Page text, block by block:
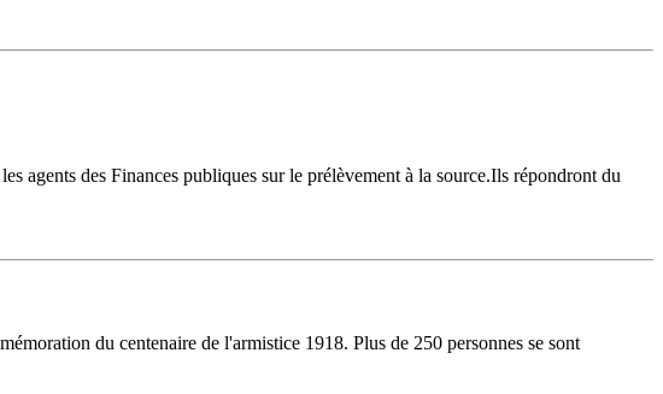
agents des Finances publiques sur le prélèvement à la source.Ils répondront du
du centenaire de l'armistice 1918. Plus de 250 personnes se sont